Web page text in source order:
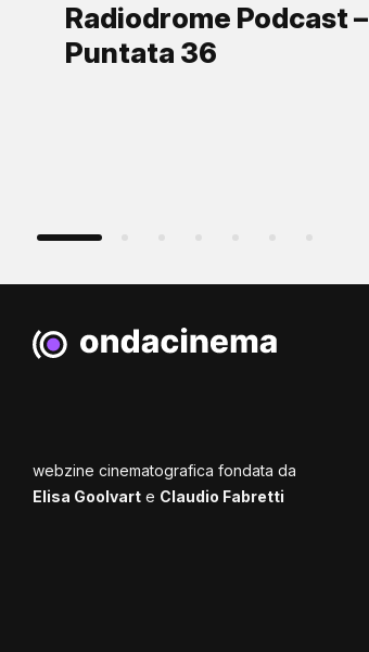
Radiodrome Podcast –
Puntata 36
webzine cinematografica fondata da
Elisa Goolvart e Claudio Fabretti